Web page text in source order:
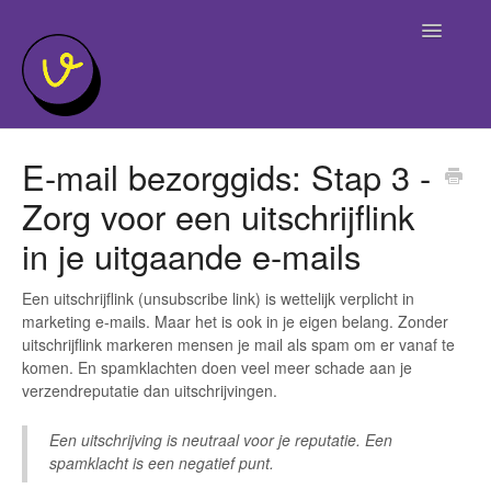
Toggle
E-mail bezorggids: Stap 3 -
Zorg voor een uitschrijflink
in je uitgaande e-mails
Een uitschrijflink (unsubscribe link) is wettelijk verplicht in
marketing e-mails. Maar het is ook in je eigen belang. Zonder
uitschrijflink markeren mensen je mail als spam om er vanaf te
komen. En spamklachten doen veel meer schade aan je
verzendreputatie dan uitschrijvingen.
Een uitschrijving is neutraal voor je reputatie. Een
spamklacht is een negatief punt.